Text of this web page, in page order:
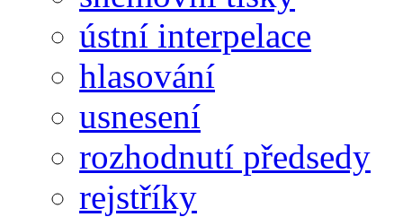
ústní interpelace
hlasování
usnesení
rozhodnutí předsedy
rejstříky